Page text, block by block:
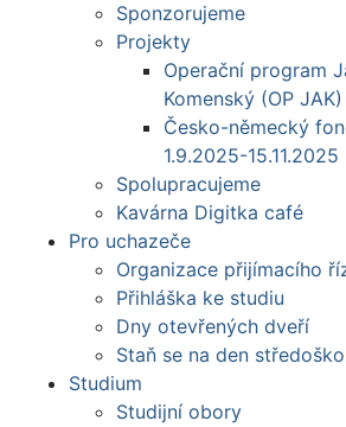
Sponzorujeme
Projekty
Operační program
Komenský (OP
Česko-německý
1.9.2025-15.11.2025
Spolupracujeme
Kavárna Digitka café
Pro uchazeče
Organizace přijímacího
Přihláška ke studiu
Dny otevřených dveří
Staň se na den
Studium
Studijní obory